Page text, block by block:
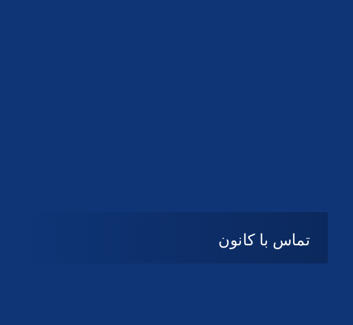
تماس با کانون